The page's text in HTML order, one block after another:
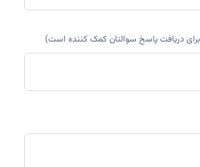
دریافت پاسخ سوالتان کمک کننده است)